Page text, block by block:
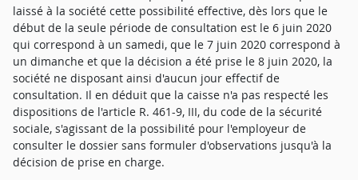
laissé à la société cette possibilité effective, dès lors que le
début de la seule période de consultation est le 6 juin 2020
qui correspond à un samedi, que le 7 juin 2020 correspond à
un dimanche et que la décision a été prise le 8 juin 2020, la
société ne disposant ainsi d'aucun jour effectif de
consultation. Il en déduit que la caisse n'a pas respecté les
dispositions de l'article R. 461-9, III, du code de la sécurité
sociale, s'agissant de la possibilité pour l'employeur de
consulter le dossier sans formuler d'observations jusqu'à la
décision de prise en charge.